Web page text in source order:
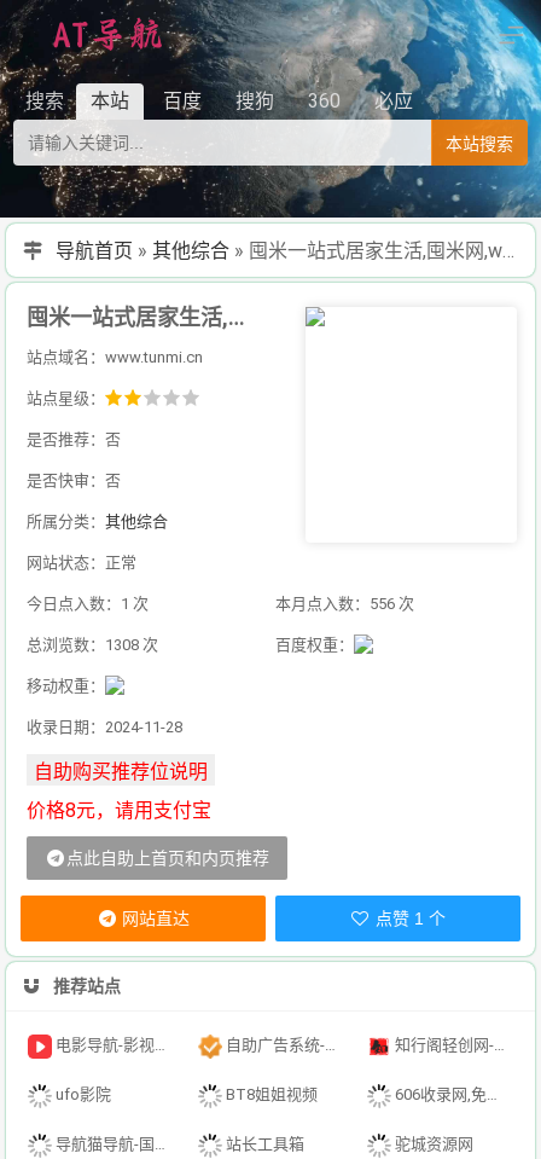
搜索 本站 百度 搜狗 360 必应
本站搜索
导航首页 » 其他综合» 囤米一站式居家生活,囤米网,www.TunMi.cn
囤米一站式居家生活,囤米网,www.TunMi.cn
站点域名：www.tunmi.cn
站点星级：
是否推荐：否
是否快审：否
所属分类： 其他综合
网站状态：正常
今日点入数：1 次 本月点入数：556 次
总浏览数：1308 次 百度权重：
移动权重：
收录日期：2024-11-28
价格8元，请用支付宝
点此自助上首页和内页推荐
网站直达 点赞 1 个
推荐站点
电影导航-影视导航-电影搜索-影视搜索-电影站收录 自助广告系统-自助广告源码-自助投放广告插件 知行阁轻创网-分享网络赚钱项目-全网首发副业项目实操平台-副业创业项目网
ufo影院 BT8姐姐视频 606收录网,免费自动秒收录网址,提供自动收录,网站导航大全源码,自动链,友情链接交换。
导航猫导航-国内专业的技术资源网分类平台 站长工具箱 驼城资源网